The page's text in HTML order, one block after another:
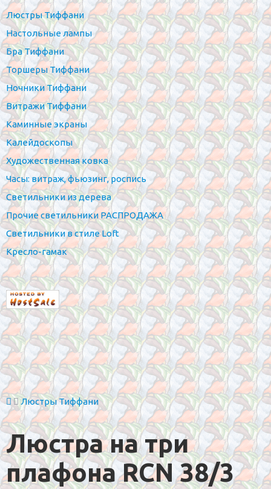
Люстры Тиффани
Настольные лампы
Бра Тиффани
Торшеры Тиффани
Ночники Тиффани
Витражи Тиффани
Каминные экраны
Калейдоскопы
Художественная ковка
Часы: витраж, фьюзинг, роспись
Светильники из дерева
Прочие светильники РАСПРОДАЖА
Светильники в стиле Loft
Кресло-гамак
Люстры Тиффани
Люстра на три
плафона RCN 38/3